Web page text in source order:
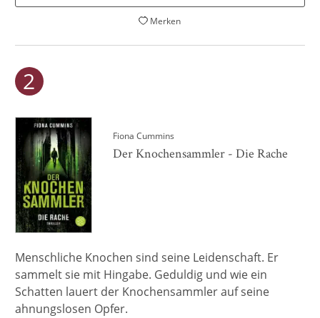
Merken
Fiona Cummins
Der Knochensammler - Die Rache
Menschliche Knochen sind seine Leidenschaft. Er
sammelt sie mit Hingabe. Geduldig und wie ein
Schatten lauert der Knochensammler auf seine
ahnungslosen Opfer.